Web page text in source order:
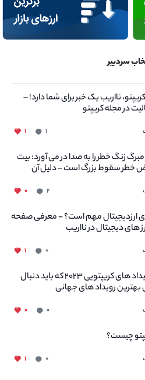
سردبیر
نااریب یک خبر برای شما دارد! –
در مجله کریپتو
۱ ۱
زنگ خطر را به صدا در می آورد: بیت
خطر سقوط بزرگ است - دلیل آن
۲ ۰
ارزدیجیتال مهم است؟ - معرفی صفحه
های دیجیتال در نااریب
۰ ۱
مهم ترین رویداد های کریپتویی ۲۰۲۳ که باید دنبال
بهترین رویداد های جهانی
۰ ۰
چیست؟
۰ ۱